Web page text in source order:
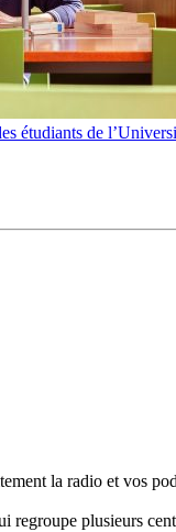
étudiants de
la radio et vos
plusieurs